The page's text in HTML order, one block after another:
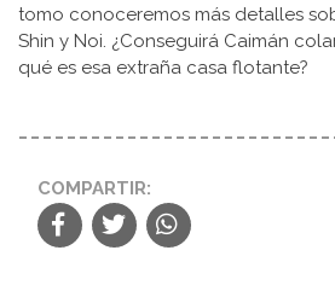
tomo conoceremos más detalles
Shin y Noi. ¿Conseguirá Caimán
qué es esa extraña casa flotante?
COMPARTIR: